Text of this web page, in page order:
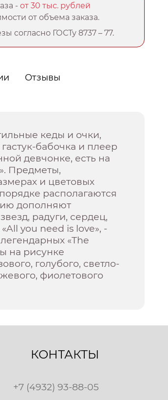
-от 30 тыс. рублей
от объема заказа.
согласно ГОСТу 8737 – 77.
Отзывы
кеды и очки,
бабочка и плеер
девчонке, есть на
Предметы,
и цветовых
располагаются
дополняют
радуги, сердец,
you need is love», -
«The
на рисунке
голубого, светло-
фиолетового
КОНТАКТЫ
+7 (4932) 93-88-05